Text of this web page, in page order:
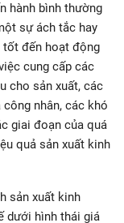
hành bình thường
sự ách tắc hay
tốt đến hoạt động
cung cấp các
cho sản xuất, các
nhân, các khó
giai đoạn của quá
quả sản xuất kinh
sản xuất kinh
dưới hình thái giá